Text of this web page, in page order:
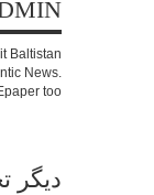
Baltistan
News.
too.
دیگر